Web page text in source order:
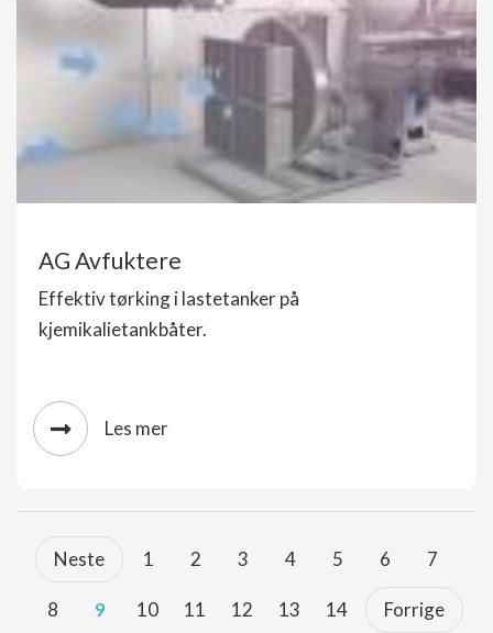
AG Avfuktere
Effektiv tørking i lastetanker på
kjemikalietankbåter.
Les mer
Neste 1 2 3 4 5 6 7
8 9 10 11 12 13 14 Forrige